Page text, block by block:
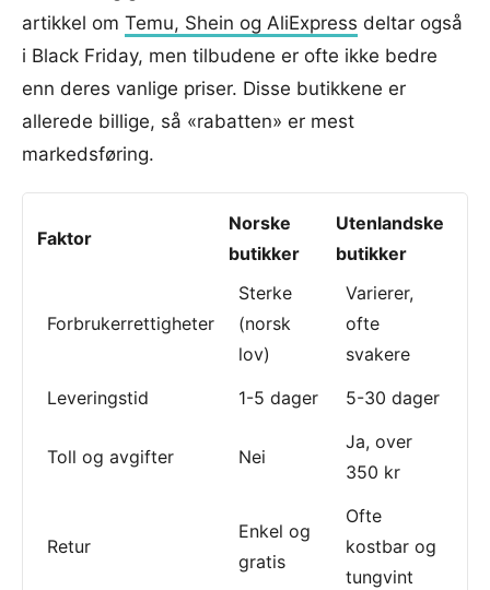
artikkel om Temu, Shein og AliExpress deltar også
i Black Friday, men tilbudene er ofte ikke bedre
enn deres vanlige priser. Disse butikkene er
allerede billige, så «rabatten» er mest
markedsføring.
Faktor
Norske
butikker
Utenlandske
butikker
Forbrukerrettigheter
Sterke
(norsk
lov)
Varierer,
ofte
svakere
Leveringstid
1-5 dager 5-30 dager
Toll og avgifter Nei
Ja, over
350 kr
Retur
Enkel og
gratis
Ofte
kostbar og
tungvint